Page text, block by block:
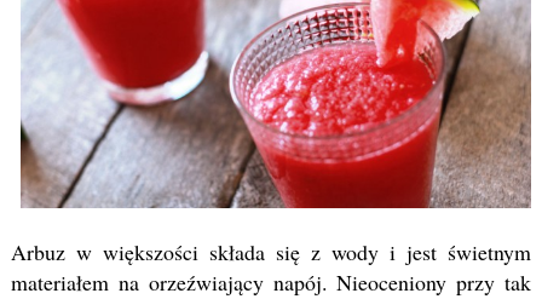
Arbuz w większości składa się z wody i jest świetnym
materiałem na orzeźwiający napój. Nieoceniony przy tak